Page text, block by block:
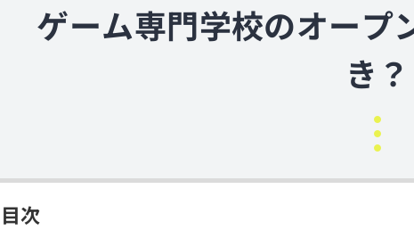
ゲーム専門学校のオープ
き？
目次